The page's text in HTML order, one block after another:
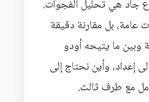
جاد هي تحليل الفجوات.
بل مقارنة دقيقة
وبين ما يتيحه أودو
إعداد، وأين نحتاج إلى
مع طرف ثالث.